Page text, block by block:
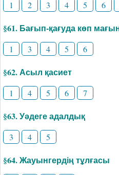
1 2 3 4 5 6
§61. Бағып-қағуда көп
1 3 4 5 6
§62. Асыл қасиет
1 4 5 6 7
§63. Уәдеге адалдық
3 4 5
§64. Жауынгердің тұлғасы